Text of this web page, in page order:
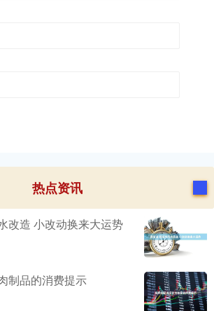
热点资讯
改造 小改动换来大运势
制品的消费提示